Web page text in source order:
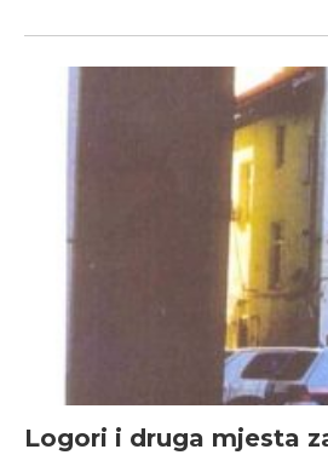
Logori i druga mjesta